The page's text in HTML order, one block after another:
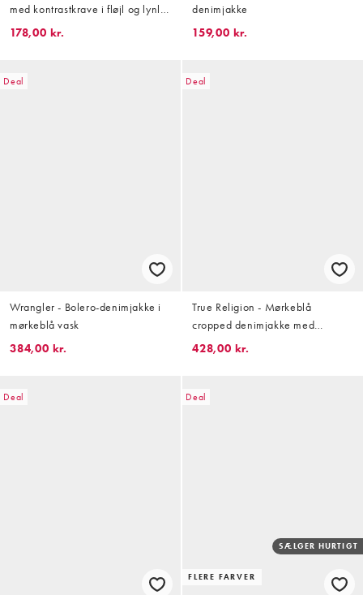
med kontrastkrave i fløjl og lynlås
foran
178,00 kr.
denimjakke
159,00 kr.
Deal
Wrangler - Bolero-denimjakke i
mørkeblå vask
384,00 kr.
Deal
True Religion - Mørkeblå
cropped denimjakke med
syninger i kontrastfarve
428,00 kr.
Deal Deal
FLERE FARVER
SÆLGER HURTIGT